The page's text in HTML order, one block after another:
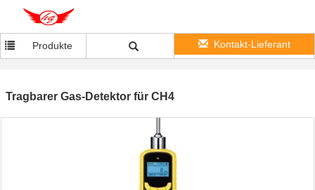
Produkte Kontakt-Lieferant
Tragbarer Gas-Detektor für CH4